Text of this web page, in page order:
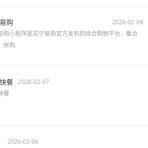
购
2026-02-09
购小程序是苏宁易购官方发布的综合购物平台，集合
拼购
餐 2026-02-07
餐
2026-02-06